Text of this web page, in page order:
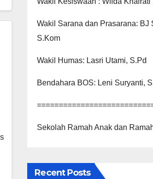
Wakil Sarana dan Prasarana: BJ
S.Kom
Wakil Humas: Lasri Utami, S.Pd
Bendahara BOS: Leni Suryanti,
Sekolah Ramah Anak dan
Recent Posts